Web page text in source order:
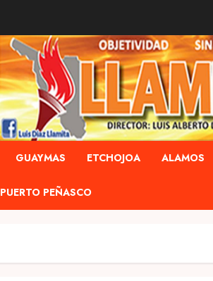
GUAYMAS ETCHOJOA ALAMOS
PUERTO PEÑASCO